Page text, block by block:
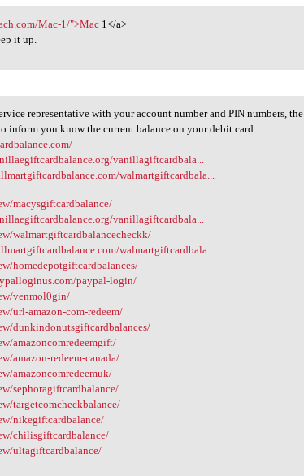
Mac-1/">Mac 1</a>
it up.
representative with your account number and PIN numbers, the
inform you know the current balance on your debit card.
vanillagiftcardbala...
walmartgiftcardbala...
macysgiftcardbalance/
vanillagiftcardbala...
walmartgiftcardbalancecheckk/
walmartgiftcardbala...
homedepotgiftcardbalances/
paypal-login/
venmol0gin/
url-amazon-com-redeem/
dunkindonutsgiftcardbalances/
amazoncomredeemgift/
amazon-redeem-canada/
amazoncomredeemuk/
sephoragiftcardbalance/
targetcomcheckbalance/
nikegiftcardbalance/
chilisgiftcardbalance/
ultagiftcardbalance/